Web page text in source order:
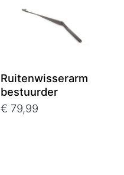
Ruitenwisserarm
bestuurder
€ 79,99